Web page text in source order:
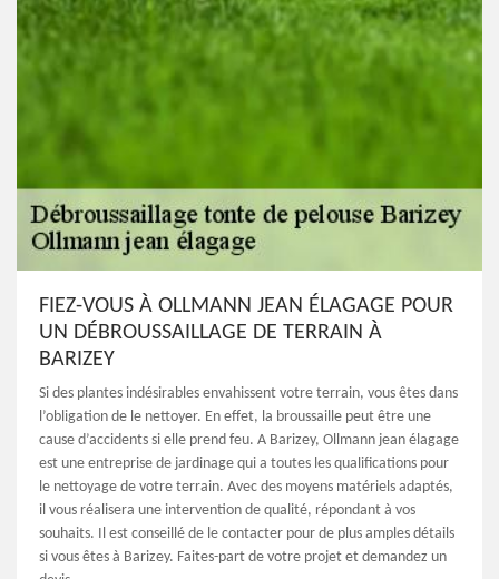
FIEZ-VOUS À OLLMANN JEAN ÉLAGAGE POUR
UN DÉBROUSSAILLAGE DE TERRAIN À
BARIZEY
Si des plantes indésirables envahissent votre terrain, vous êtes dans
l’obligation de le nettoyer. En effet, la broussaille peut être une
cause d’accidents si elle prend feu. A Barizey, Ollmann jean élagage
est une entreprise de jardinage qui a toutes les qualifications pour
le nettoyage de votre terrain. Avec des moyens matériels adaptés,
il vous réalisera une intervention de qualité, répondant à vos
souhaits. Il est conseillé de le contacter pour de plus amples détails
si vous êtes à Barizey. Faites-part de votre projet et demandez un